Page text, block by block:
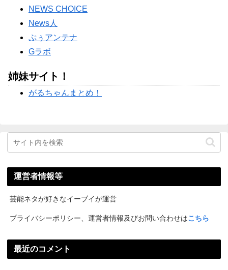
Powered by livedoor 相互RSS
NEWS CHOICE
News人
ぷぅアンテナ
Gラボ
姉妹サイト！
がるちゃんまとめ！
運営者情報等
芸能ネタが好きなイーブイが運営
プライバシーポリシー、運営者情報及びお問い合わせはこちら
最近のコメント